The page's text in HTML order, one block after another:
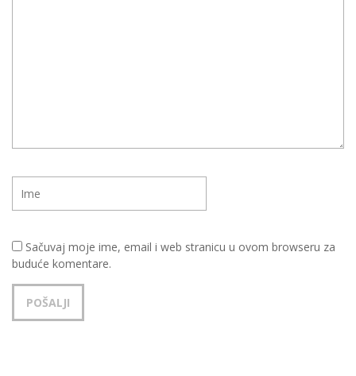
Sačuvaj moje ime, email i web stranicu u ovom browseru za
buduće komentare.